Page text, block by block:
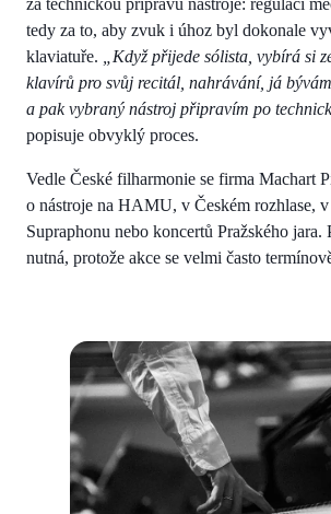
za technickou přípravu nástroje: regulaci
tedy za to, aby zvuk i úhoz byl dokonale
klaviatuře.
„Když přijede sólista, vybírá si
klavírů pro svůj recitál, nahrávání, já
a pak vybraný nástroj připravím po
popisuje obvyklý proces.
Vedle České filharmonie se firma Machart
o nástroje na HAMU, v Českém rozhlase,
Supraphonu nebo koncertů Pražského jara.
nutná, protože akce se velmi často